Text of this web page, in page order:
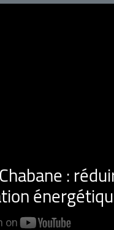
: